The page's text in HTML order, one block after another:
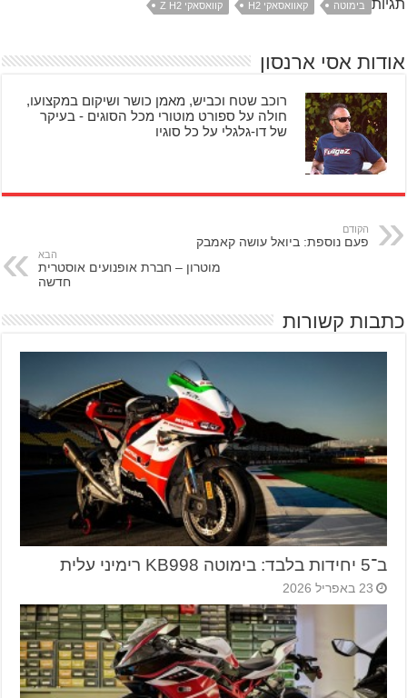
תגיות בימוטה קאוואסאקי H2 קוואסאקי Z H2
אודות אסי ארנסון
רוכב שטח וכביש, מאמן כושר ושיקום במקצועו,
חולה על ספורט מוטורי מכל הסוגים - בעיקר
של דו-גלגלי על כל סוגיו
הקודם
פעם נוספת: ביואל עושה קאמבק
הבא
מוטרון – חברת אופנועים אוסטרית
חדשה
כתבות קשורות
ב־5 יחידות בלבד: בימוטה KB998 רימיני עלית
23 באפריל 2026